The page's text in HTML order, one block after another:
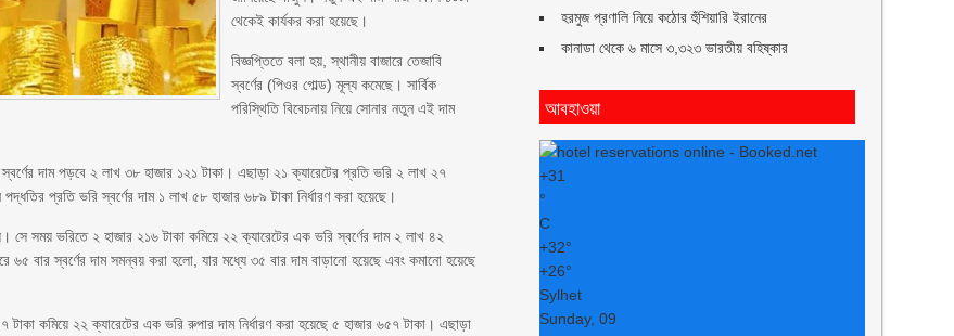
থেকেই কার্যকর করা হয়েছে।
বিজ্ঞপ্তিতে বলা হয়, স্থানীয় বাজারে তেজাবি
স্বর্ণের (পিওর গোল্ড) মূল্য কমেছে। সার্বিক
পরিস্থিতি বিবেচনায় নিয়ে সোনার নতুন এই দাম
দাম পড়বে ২ লাখ ৩৮ হাজার ১২১ টাকা। এছাড়া ২১ ক্যারেটের প্রতি ভরি ২ লাখ ২৭
প্রতি ভরি স্বর্ণের দাম ১ লাখ ৫৮ হাজার ৬৮৯ টাকা নির্ধারণ করা হয়েছে।
সে সময় ভরিতে ২ হাজার ২১৬ টাকা কমিয়ে ২২ ক্যারেটের এক ভরি স্বর্ণের দাম ২ লাখ ৪২
৬৫ বার স্বর্ণের দাম সমন্বয় করা হলো, যার মধ্যে ৩৫ বার দাম বাড়ানো হয়েছে এবং কমানো হয়েছে
টাকা কমিয়ে ২২ ক্যারেটের এক ভরি রুপার দাম নির্ধারণ করা হয়েছে ৫ হাজার ৬৫৭ টাকা। এছাড়া
হরমুজ প্রণালি নিয়ে কঠোর হুঁশিয়ারি ইরানের
কানাডা থেকে ৬ মাসে ৩,৩২৩ ভারতীয় বহিষ্কার
আবহাওয়া
+31
°
C
+32°
+26°
Sylhet
Sunday, 09